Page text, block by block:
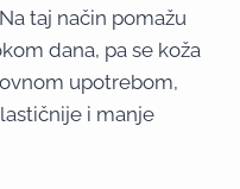
taj način pomažu
dana, pa se koža
upotrebom,
i manje